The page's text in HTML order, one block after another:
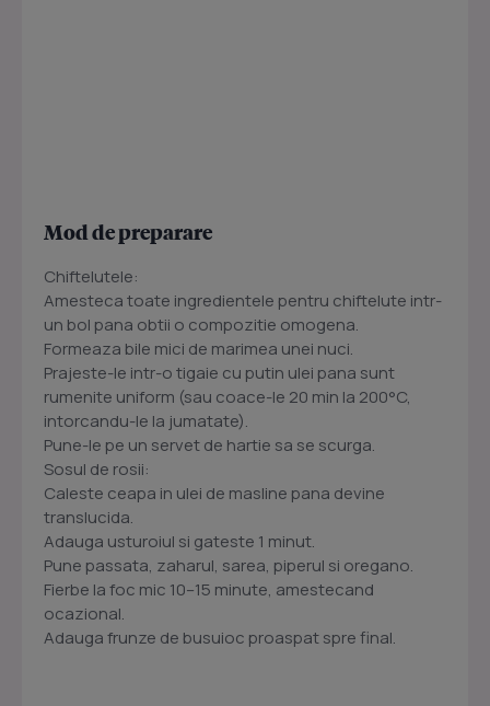
Mod de preparare
Chiftelutele:
Amesteca toate ingredientele pentru chiftelute intr-
un bol pana obtii o compozitie omogena.
Formeaza bile mici de marimea unei nuci.
Prajeste-le intr-o tigaie cu putin ulei pana sunt
rumenite uniform (sau coace-le 20 min la 200°C,
intorcandu-le la jumatate).
Pune-le pe un servet de hartie sa se scurga.
Sosul de rosii:
Caleste ceapa in ulei de masline pana devine
translucida.
Adauga usturoiul si gateste 1 minut.
Pune passata, zaharul, sarea, piperul si oregano.
Fierbe la foc mic 10–15 minute, amestecand
ocazional.
Adauga frunze de busuioc proaspat spre final.